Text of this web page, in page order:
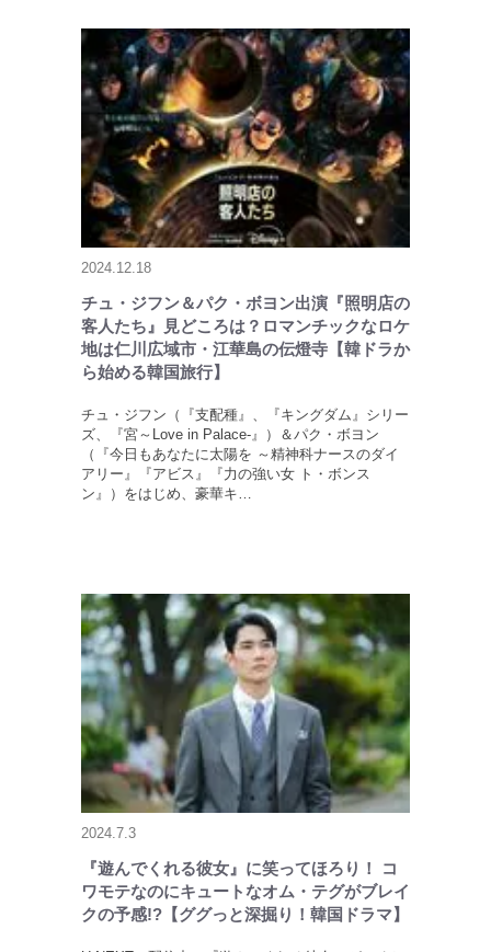
2024.12.18
チュ・ジフン＆パク・ボヨン出演『照明店の
客人たち』見どころは？ロマンチックなロケ
地は仁川広域市・江華島の伝燈寺【韓ドラか
ら始める韓国旅行】
チュ・ジフン（『支配種』、『キングダム』シリー
ズ、『宮～Love in Palace-』）＆パク・ボヨン
（『今日もあなたに太陽を ～精神科ナースのダイ
アリー』『アビス』『力の強い女 ト・ボンス
ン』）をはじめ、豪華キ…
2024.7.3
『遊んでくれる彼女』に笑ってほろり！ コ
ワモテなのにキュートなオム・テグがブレイ
クの予感!?【ググっと深掘り！韓国ドラマ】